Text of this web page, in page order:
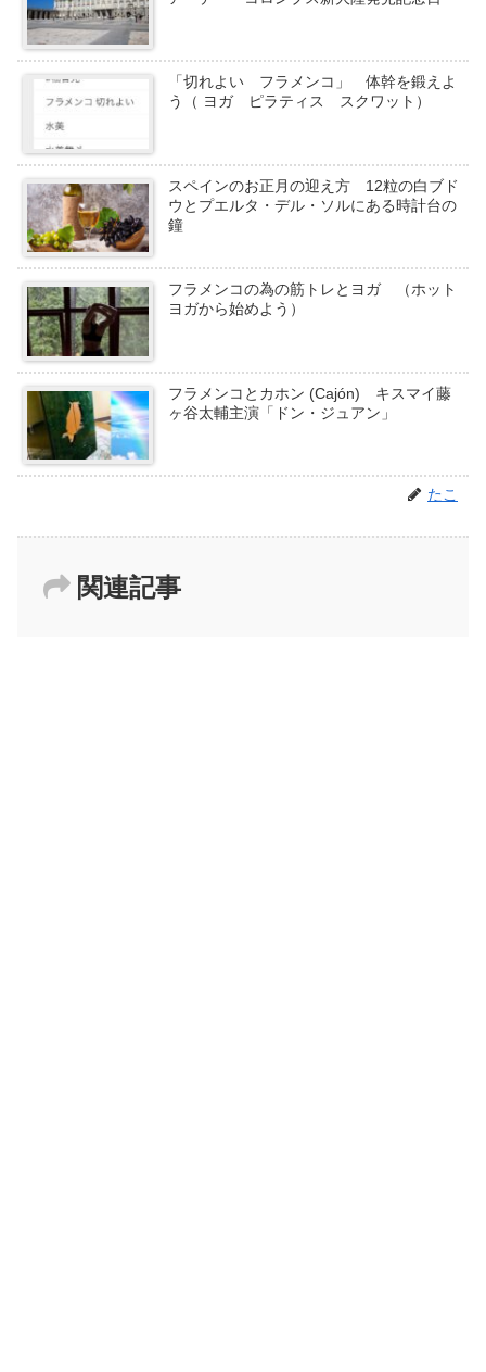
「切れよい フラメンコ」 体幹を鍛えよ
う（ ヨガ ピラティス スクワット）
スペインのお正月の迎え方 12粒の白ブド
ウとプエルタ・デル・ソルにある時計台の
鐘
フラメンコの為の筋トレとヨガ （ホット
ヨガから始めよう）
フラメンコとカホン (Cajón) キスマイ藤
ヶ谷太輔主演「ドン・ジュアン」
たこ
関連記事